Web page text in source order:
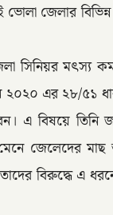
জেলার বিভিন্ন
সিনিয়র মৎস্য
এর ২৮/৫১
এ বিষয়ে তিনি
জেলেদের
বিরুদ্ধে এ